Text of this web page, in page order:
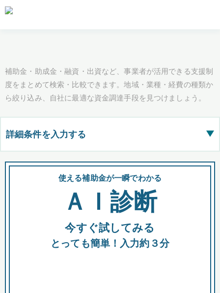
補助金・助成金・融資・出資など、事業者が活用できる支援制
度をまとめて検索・比較できます。地域・業種・経費の種類か
ら絞り込み、自社に最適な資金調達手段を見つけましょう。
詳細条件を入力する ▶
都道府県
全国の検索結果を含めて表示
助成金 融資 出資
使える補助金が一瞬でわかる
ＡＩ診断
今すぐ試してみる
とっても簡単！入力約３分